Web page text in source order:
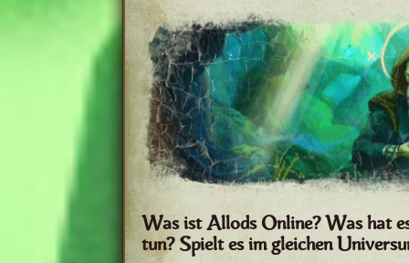
Was ist Allods Online? Was hat
tun? Spielt es im gleichen